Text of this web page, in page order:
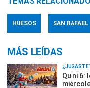
HUESOS SAN RAFAEL
MÁS LEÍDAS
Quini 6: